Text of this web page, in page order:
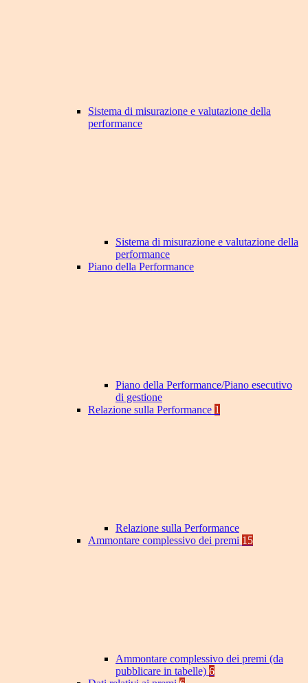
Sistema di misurazione e valutazione della
performance
Sistema di misurazione e valutazione della
performance
Piano della Performance
Piano della Performance/Piano esecutivo
di gestione
Relazione sulla Performance 1
Relazione sulla Performance
Ammontare complessivo dei premi 15
Ammontare complessivo dei premi (da
pubblicare in tabelle) 6